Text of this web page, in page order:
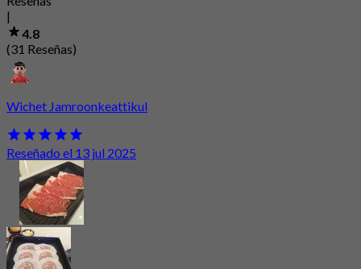
|
4.8
(31 Reseñas)
Wichet Jamroonkeattikul
Reseñado el 13 jul 2025